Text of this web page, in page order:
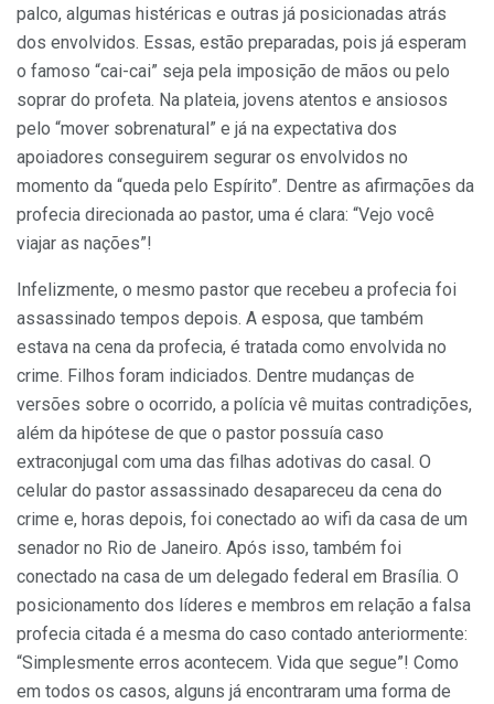
palco, algumas histéricas e outras já posicionadas atrás
dos envolvidos. Essas, estão preparadas, pois já esperam
o famoso “cai-cai” seja pela imposição de mãos ou pelo
soprar do profeta. Na plateia, jovens atentos e ansiosos
pelo “mover sobrenatural” e já na expectativa dos
apoiadores conseguirem segurar os envolvidos no
momento da “queda pelo Espírito”. Dentre as afirmações da
profecia direcionada ao pastor, uma é clara: “Vejo você
viajar as nações”!
Infelizmente, o mesmo pastor que recebeu a profecia foi
assassinado tempos depois. A esposa, que também
estava na cena da profecia, é tratada como envolvida no
crime. Filhos foram indiciados. Dentre mudanças de
versões sobre o ocorrido, a polícia vê muitas contradições,
além da hipótese de que o pastor possuía caso
extraconjugal com uma das filhas adotivas do casal. O
celular do pastor assassinado desapareceu da cena do
crime e, horas depois, foi conectado ao wifi da casa de um
senador no Rio de Janeiro. Após isso, também foi
conectado na casa de um delegado federal em Brasília. O
posicionamento dos líderes e membros em relação a falsa
profecia citada é a mesma do caso contado anteriormente:
“Simplesmente erros acontecem. Vida que segue”! Como
em todos os casos, alguns já encontraram uma forma de